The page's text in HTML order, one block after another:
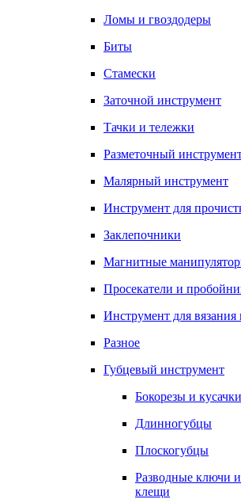
Ломы и гвоздодеры
Биты
Стамески
Заточной инструмент
Тачки и тележки
Разметочный
Малярный инструмент
Инструмент для
Заклепочники
Магнитные
Просекатели и
Инструмент для вязания
Разное
Губцевый инструмент
Бокорезы и кусачки
Длинногубцы
Плоскогубцы
Разводные ключи
клещи